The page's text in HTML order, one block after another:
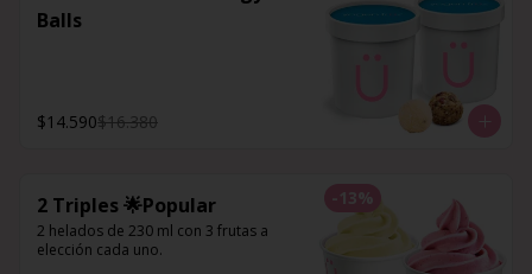
Balls
$14.590$16.380
-13%
2 Triples 🌟Popular
2 helados de 230 ml con 3 frutas a
elección cada uno.